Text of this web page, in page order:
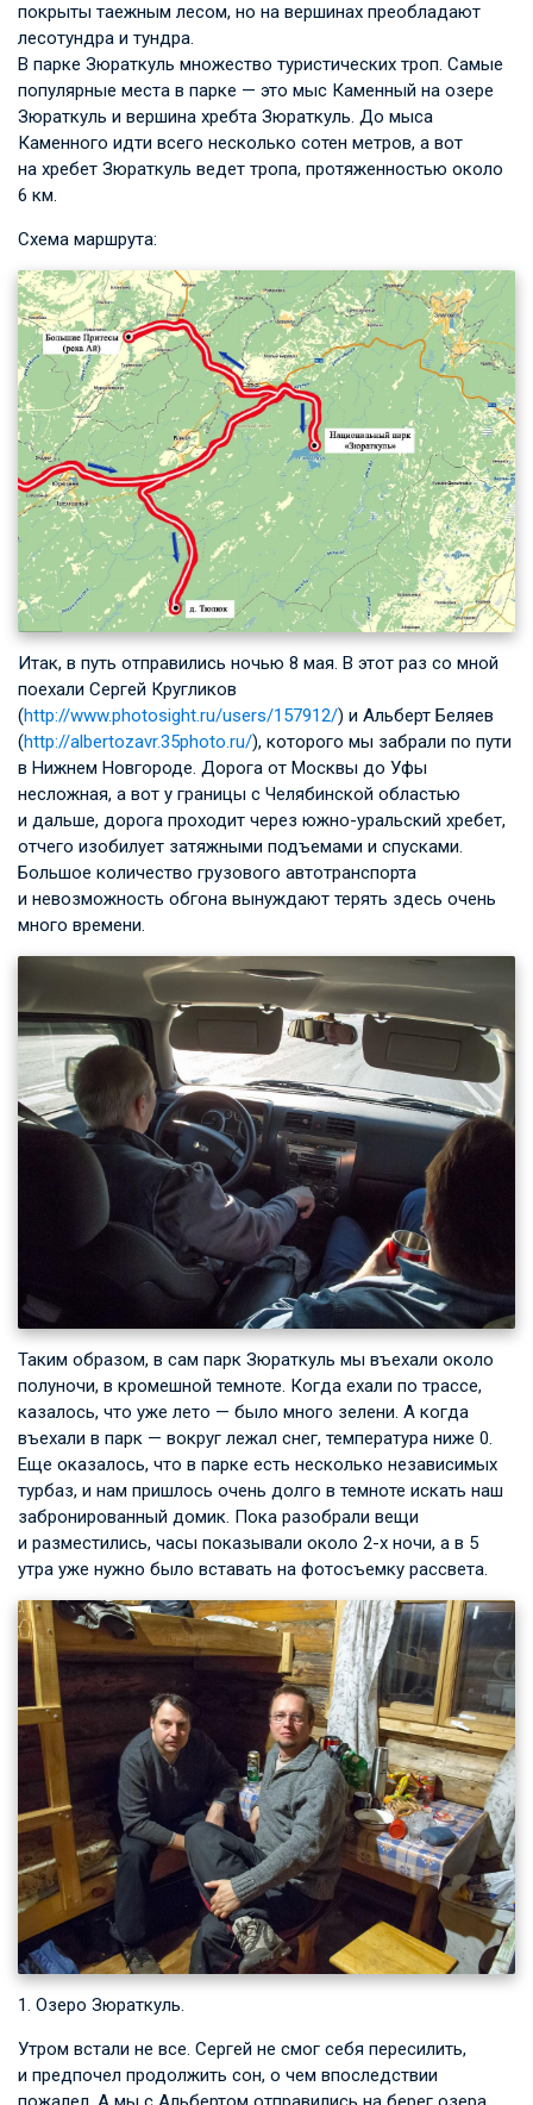
покрыты таежным лесом, но на вершинах преобладают
лесотундра и тундра.
В парке Зюраткуль множество туристических троп. Самые
популярные места в парке — это мыс Каменный на озере
Зюраткуль и вершина хребта Зюраткуль. До мыса
Каменного идти всего несколько сотен метров, а вот
на хребет Зюраткуль ведет тропа, протяженностью около
6 км.
Схема маршрута:
Итак, в путь отправились ночью 8 мая. В этот раз со мной
поехали Сергей Кругликов
(http://www.photosight.ru/users/157912/) и Альберт Беляев
(http://albertozavr.35photo.ru/), которого мы забрали по пути
в Нижнем Новгороде. Дорога от Москвы до Уфы
несложная, а вот у границы с Челябинской областью
и дальше, дорога проходит через южно-уральский хребет,
отчего изобилует затяжными подъемами и спусками.
Большое количество грузового автотранспорта
и невозможность обгона вынуждают терять здесь очень
много времени.
Таким образом, в сам парк Зюраткуль мы въехали около
полуночи, в кромешной темноте. Когда ехали по трассе,
казалось, что уже лето — было много зелени. А когда
въехали в парк — вокруг лежал снег, температура ниже 0.
Еще оказалось, что в парке есть несколько независимых
турбаз, и нам пришлось очень долго в темноте искать наш
забронированный домик. Пока разобрали вещи
и разместились, часы показывали около 2-х ночи, а в 5
утра уже нужно было вставать на фотосъемку рассвета.
1. Озеро Зюраткуль.
Утром встали не все. Сергей не смог себя пересилить,
и предпочел продолжить сон, о чем впоследствии